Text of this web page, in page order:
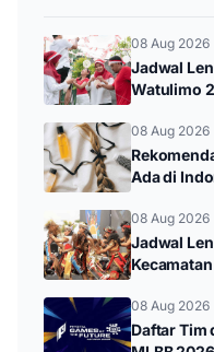
08 Aug 2026
Jadwal
Watulimo
08 Aug 2026
Ada di
08 Aug 2026
Jadwal
08 Aug 2026
Daftar Tim